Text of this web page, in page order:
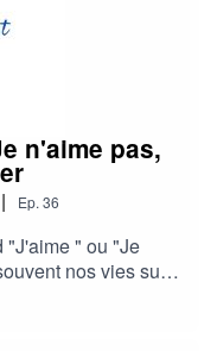
n'aime pas,
| Ep. 36
"J'aime " ou "Je
nos vies sur
croyons que
n'en est
imager de